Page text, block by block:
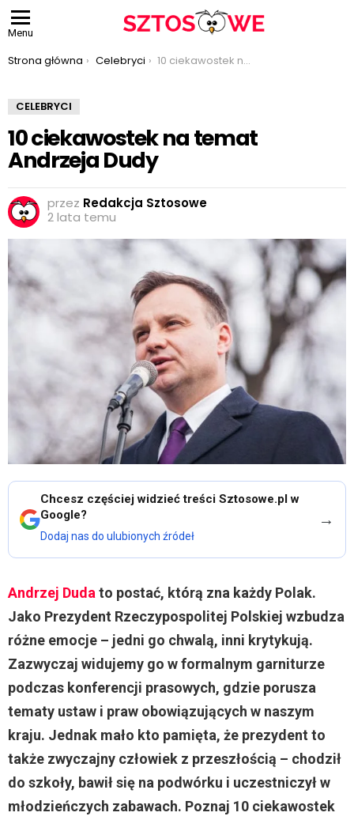
Menu
Jesteś tutaj:
Strona główna Celebryci 10 ciekawostek na temat Andrzeja Dudy
CELEBRYCI
10 ciekawostek na temat
Andrzeja Dudy
przez Redakcja Sztosowe
2 lata temu
Chcesz częściej widzieć treści Sztosowe.pl w
Google?
Dodaj nas do ulubionych źródeł
→
Andrzej Dudato postać, którą zna każdy Polak.
Jako Prezydent Rzeczypospolitej Polskiej wzbudza
różne emocje – jedni go chwalą, inni krytykują.
Zazwyczaj widujemy go w formalnym garniturze
podczas konferencji prasowych, gdzie porusza
tematy ustaw i praw obowiązujących w naszym
kraju. Jednak mało kto pamięta, że prezydent to
także zwyczajny człowiek z przeszłością – chodził
do szkoły, bawił się na podwórku i uczestniczył w
młodzieńczych zabawach. Poznaj 10 ciekawostek